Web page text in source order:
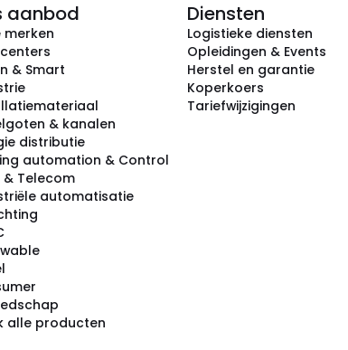
aanbod
merken
& Smart
& kanalen
distributie
automation & Control
& Telecom
automatisatie
alle producten
Diensten
Logistieke diensten
Opleidingen & Events
Herstel en garantie
Koperkoers
Tariefwijzigingen